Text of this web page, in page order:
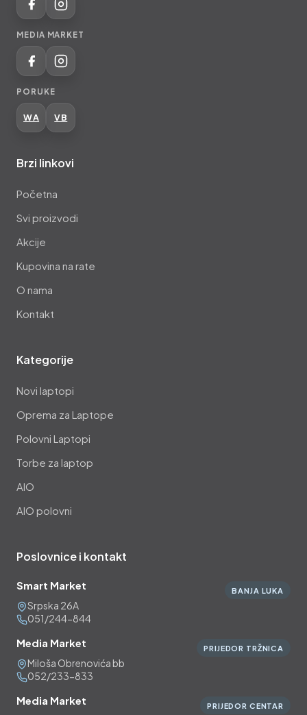
MEDIA MARKET
PORUKE
WA VB
Brzi linkovi
Početna
Svi proizvodi
Akcije
Kupovina na rate
O nama
Kontakt
Kategorije
Novi laptopi
Oprema za Laptope
Polovni Laptopi
Torbe za laptop
AIO
AIO polovni
Poslovnice i kontakt
Smart Market BANJA LUKA
Srpska 26A
051/244-844
Media Market PRIJEDOR TRŽNICA
Miloša Obrenovića bb
052/233-833
Media Market PRIJEDOR CENTAR